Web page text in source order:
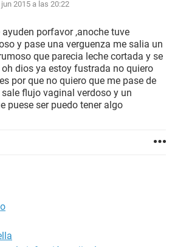
2015 a las 20:22
porfavor ,anoche tuve
y pase una verguenza me salia un
que parecia leche cortada y se
oh dios ya estoy fustrada no quiero
por que no quiero que me pase de
flujo vaginal verdoso y un
puese ser puedo tener algo